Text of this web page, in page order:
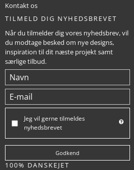
Kontakt os
TILMELD DIG NYHEDSBREVET
Når du tilmelder dig vores nyhedsbrev, vil
du modtage besked om nye designs,
inspiration til dit næste projekt samt
særlige tilbud.
Jeg vil gerne tilmeldes
nyhedsbrevet
Godkend
100% DANSKEJET